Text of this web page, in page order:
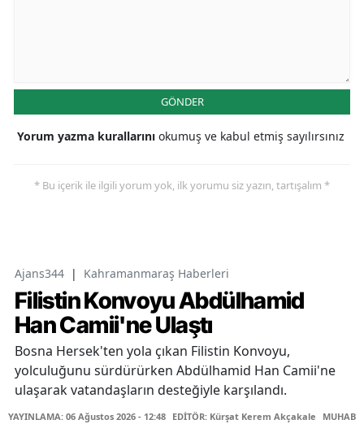
GÖNDER
Yorum yazma kurallarını okumuş ve kabul etmiş sayılırsınız
* Bu içerik ile ilgili yorum yok, ilk yorumu siz yazın, tartışalım *
Ajans344 | Kahramanmaraş Haberleri
Filistin Konvoyu Abdülhamid
Han Camii'ne Ulaştı
Bosna Hersek'ten yola çıkan Filistin Konvoyu,
yolculuğunu sürdürürken Abdülhamid Han Camii'ne
ulaşarak vatandaşların desteğiyle karşılandı.
YAYINLAMA: 06 Ağustos 2026 - 12:48 EDİTÖR: Kürşat Kerem Akçakale